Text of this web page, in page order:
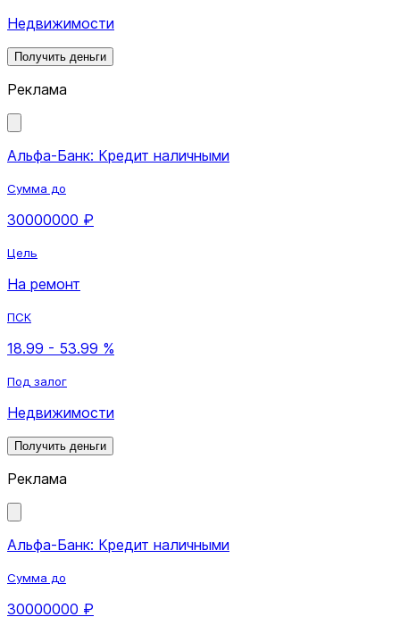
Недвижимости
Получить деньги
Реклама
Альфа-Банк: Кредит наличными
Сумма до
30000000 ₽
Цель
На ремонт
ПСК
18.99 - 53.99 %
Под залог
Недвижимости
Получить деньги
Реклама
Альфа-Банк: Кредит наличными
Сумма до
30000000 ₽